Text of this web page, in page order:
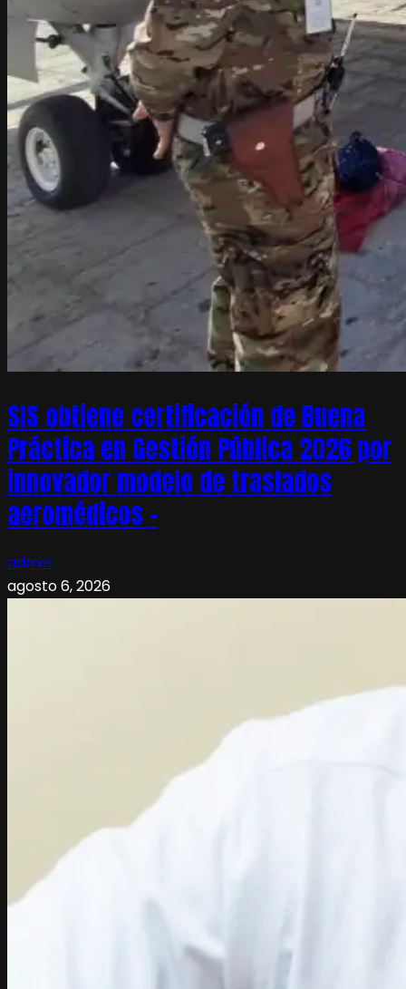
SIS obtiene certificación de Buena
Práctica en Gestión Pública 2026 por
innovador modelo de traslados
aeromédicos –
admin
agosto 6, 2026